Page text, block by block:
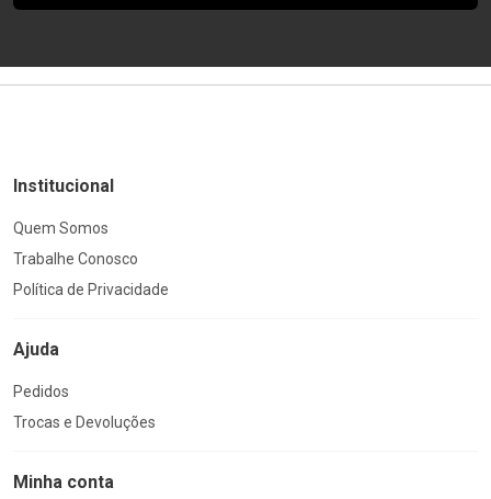
Institucional
Quem Somos
Trabalhe Conosco
Política de Privacidade
Ajuda
Pedidos
Trocas e Devoluções
Minha conta